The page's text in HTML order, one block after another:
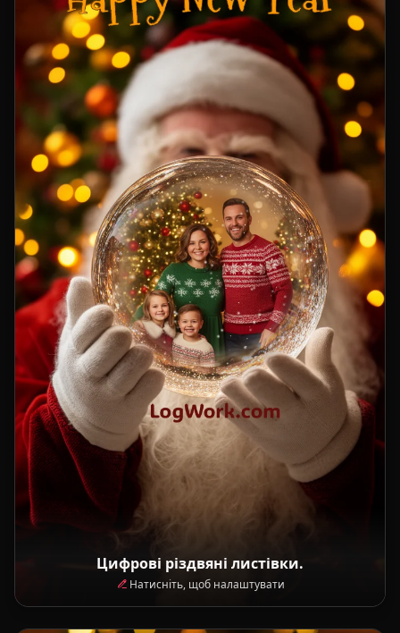
Цифрові різдвяні листівки.
Натисніть, щоб налаштувати